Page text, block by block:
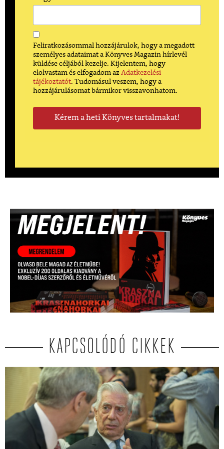
Feliratkozásommal hozzájárulok, hogy a megadott
személyes adataimat a Könyves Magazin hírlevél
küldése céljából kezelje. Kijelentem, hogy
elolvastam és elfogadom az Adatkezelési
tájékoztatót. Tudomásul veszem, hogy a
hozzájárulásomat bármikor visszavonhatom.
KAPCSOLÓDÓ CIKKEK